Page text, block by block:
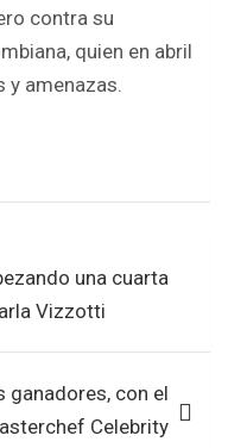
contra su
quien en abril
y amenazas.
una cuarta
Vizzotti
ganadores, con el
Celebrity